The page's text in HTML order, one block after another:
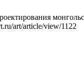
art/article/view/1122